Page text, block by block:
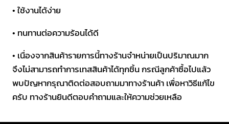
• ใช้งานได้ง่าย
• ทนทานต่อความร้อนได้ดี
• เนื่องจากสินค้ารายการนี้ทางร้านจำหน่ายเป็นปริมาณมาก
จึงไม่สามารถทำการเทสสินค้าได้ทุกชิ้น กรณีลูกค้าซื้อไปแล้ว
พบปัญหากรุณาติดต่อสอบถามมาทางร้านค้า เพื่อหาวิธีแก้ไข
ครับ ทางร้านยินดีตอบคำถามและให้ความช่วยเหลือ